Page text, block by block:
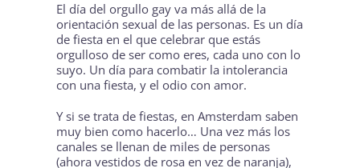
El día del orgullo gay va más allá de la
orientación sexual de las personas. Es un día
de fiesta en el que celebrar que estás
orgulloso de ser como eres, cada uno con lo
suyo. Un día para combatir la intolerancia
con una fiesta, y el odio con amor.
Y si se trata de fiestas, enAmsterdamsaben
muy bien como hacerlo… Una vez más los
canales se llenan de miles de personas
(ahora vestidos de rosa en vez de naranja),